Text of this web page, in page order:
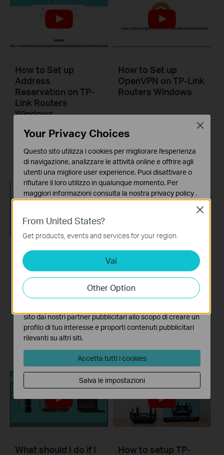
How to Set up
Address
Reservation on TP-
Link Routers
Windows
This video will show you how to set up Address Reservation on TP-Link routers.
More
How to Set up
OpenVPN on TP-Link
Routers Windows
This video will show you how to set up OpenVPN on a TP-Link Wi-Fi router. For more information, visit www.tp-link.com/support.
More
How to setup PPTP
VPN on TP Link
routers Windows
More
What should I do if I
cannot access the
internet? - Using a
DSL modem and a
What should I do if I
How to setup TP-
From United States?
Get products, events and services for your region.
Vai
Other Option
Close
Your Privacy Choices
Questo sito utilizza i cookies per migliorare l'esperienza
di navigazione, analizzare le attività online e offrire agli
utenti una migliore user experience. Puoi disattivare o
rifiutare il loro utilizzo in qualunque momento. Per
maggiori informazioni consulta la nostra privacy policy .
Questi cookies sono necessari per il corretto
funzionamento del sito e non possono essere disattivati
nel tuo sistema.
Analytics e Marketing Cookies
I cookies analitici ci permettono di analizzare le tue
attività sul nostro sito allo scopo di migliorarne le
funzionalità.
sito dai nostri partner pubblicitari allo scopo di creare un
profilo di tuo interesse e proporti contenuti pubblicitari
rilevanti su altri siti.
Accetta tutti i cookies
Salva le impostazioni
Close